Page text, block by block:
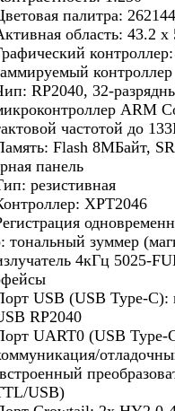
палитра:
область: 43.2
контроллер
RP2040, 32-
ARM
частотой до
Flash 8МБайт,
панель
резистивная
XPT2046
тональный зуммер
4кГц 5025-
USB (USB Type-C):
RP2040
UART0 (USB Type-
USB)